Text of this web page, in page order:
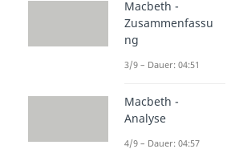
Macbeth -
Zusammenfassu
ng
3/9 – Dauer: 04:51
Macbeth -
Analyse
4/9 – Dauer: 04:57